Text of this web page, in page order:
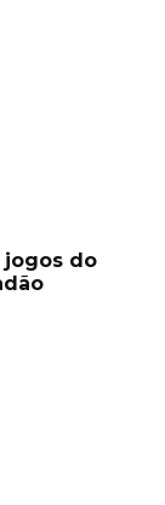
jogos do